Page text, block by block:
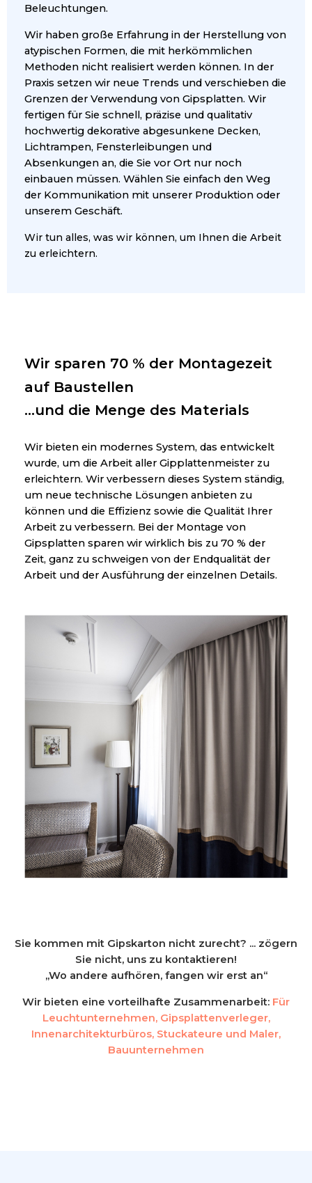
Beleuchtungen.
Wir haben große Erfahrung in der Herstellung von
atypischen Formen, die mit herkömmlichen
Methoden nicht realisiert werden können. In der
Praxis setzen wir neue Trends und verschieben die
Grenzen der Verwendung von Gipsplatten. Wir
fertigen für Sie schnell, präzise und qualitativ
hochwertig dekorative abgesunkene Decken,
Lichtrampen, Fensterleibungen und
Absenkungen an, die Sie vor Ort nur noch
einbauen müssen. Wählen Sie einfach den Weg
der Kommunikation mit unserer Produktion oder
unserem Geschäft.
Wir tun alles, was wir können, um Ihnen die Arbeit
zu erleichtern.
Wir sparen 70 % der Montagezeit
auf Baustellen
...und die Menge des Materials
Wir bieten ein modernes System, das entwickelt
wurde, um die Arbeit aller Gipplattenmeister zu
erleichtern. Wir verbessern dieses System ständig,
um neue technische Lösungen anbieten zu
können und die Effizienz sowie die Qualität Ihrer
Arbeit zu verbessern. Bei der Montage von
Gipsplatten sparen wir wirklich bis zu 70 % der
Zeit, ganz zu schweigen von der Endqualität der
Arbeit und der Ausführung der einzelnen Details.
Sie kommen mit Gipskarton nicht zurecht? ... zögern
Sie nicht, uns zu kontaktieren!
„Wo andere aufhören, fangen wir erst an“
Wir bieten eine vorteilhafte Zusammenarbeit: Für
Leuchtunternehmen, Gipsplattenverleger,
Innenarchitekturbüros, Stuckateure und Maler,
Bauunternehmen